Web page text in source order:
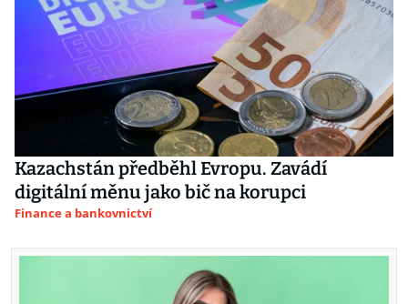
Kazachstán předběhl Evropu. Zavádí
digitální měnu jako bič na korupci
Finance a bankovnictví